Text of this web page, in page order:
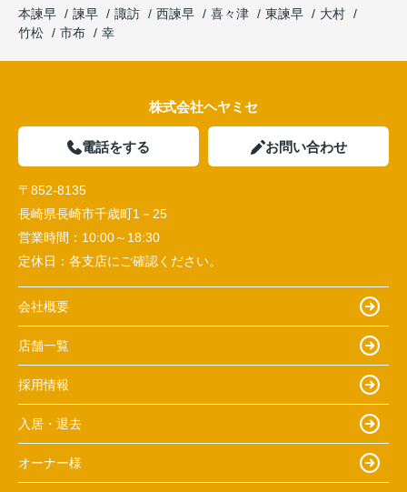
本諫早
諫早 諏訪 西諫早 喜々津 東諫早
大村
竹松
市布 幸
株式会社ヘヤミセ
電話をする お問い合わせ
〒852-8135
長崎県長崎市千歳町1－25
営業時間： 10:00～18:30
定休日： 各支店にご確認ください。
会社概要
店舗一覧
採用情報
入居・退去
オーナー様